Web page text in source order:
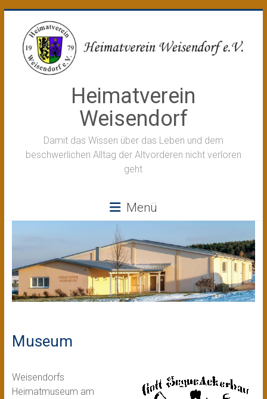
springen
Heimatverein
Weisendorf
Damit das Wissen über das Leben und dem
beschwerlichen Alltag der Altvorderen nicht verloren
geht
Menü
Museum
Weisendorfs
Heimatmuseum am